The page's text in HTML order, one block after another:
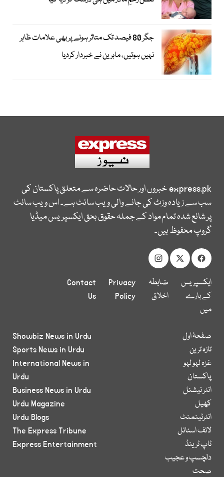
جگر 80 فیصد تک متاثر ہونے پر بھی علامات ظاہر
نہیں ہوتیں، ماہرین نے خبردار کردیا
express.pkخبروں اور حالات حاضرہ سے متعلق پاکستان کی
سب سے زیادہ وزٹ کی جانے والی ویب سائٹ ہے۔ اس ویب سائٹ
پر شائع شدہ تمام مواد کے جملہ حقوق بحق ایکسپریس میڈیا
گروپ محفوظ ہیں۔
ایکسپریس
کے بارے
میں
ضابطہ
اخلاق
Privacy
Policy
Contact
Us
صفحۂ اول
تازہ ترین
غزہ لہو لہو
پاکستان
انٹر نیشنل
کھیل
انٹرٹینمنٹ
لائف اسٹائل
ٹاپ ٹرینڈ
دلچسپ و عجیب
صحت
Showbiz News in Urdu
Sports News in Urdu
International News in
Urdu
Business News in Urdu
Urdu Magazine
Urdu Blogs
The Express Tribune
Express Entertainment